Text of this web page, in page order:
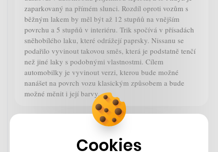
zaparkovaný na přímém slunci. Rozdíl oproti vozům s
běžným lakem by měl být až 12 stupňů na vnějším
povrchu a 5 stupňů v interiéru. Trik spočívá v přísadách
sněhobílého laku, které odrážejí paprsky. Nissanu se
podařilo vyvinout takovou směs, která je podstatně tenčí
než jiné laky s podobnými vlastnostmi. Cílem
automobilky je vyvinout verzi, kterou bude možné
nanášet na povrch vozu klasickým způsobem a bude
možné měnit i její barvy.
Cookies